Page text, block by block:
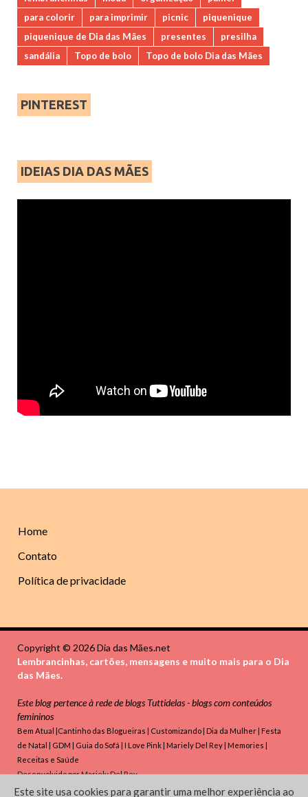
para colorir
para imprimir picnic
piquenique
piquenique de Dia das Mães
presentes
presilha
sandália
Topo de bolo Topo de bolo Dia das Mães
PINTEREST
IDEIAS DIA DAS MÃES
Home
Contato
Política de privacidade
Copyright © 2026 Dia das Mães.net
Lembrancinhas, cartões, mensagens e muito mais para o Dia
das Mães.
Este blog pertence à rede de blogsTuttidelas - blogs com conteúdos
femininos
Bem Atual Cantinho das Blogueiras Customizando Dia da Mulher Festa
de Natal
GDM Guia do Sofá I Love Pink Mariely Del Rey Memories
Receitas e Saúde
Desenvolvido porMariely Del Rey
Este site usa cookies para garantir uma melhor experiência ao